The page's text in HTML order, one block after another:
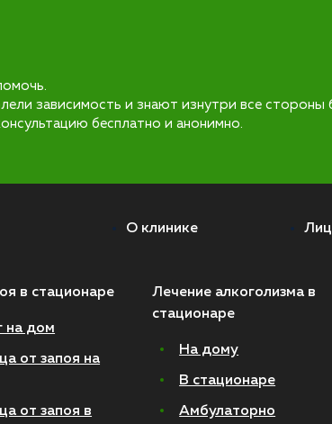
зависимость и знают изнутри все стороны
бесплатно и анонимно.
О клинике
в стационаре
на дом
от запоя на
от запоя в
Лечение алкоголизма в
стационаре
На дому
В стационаре
Амбулаторно